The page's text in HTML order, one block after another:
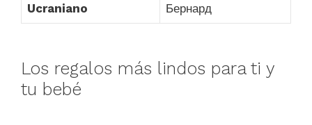
Ucraniano Бернард
Los regalos más lindos para ti y
tu bebé